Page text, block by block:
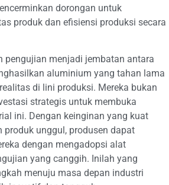
dorongan untuk
produk dan efisiensi produksi secara
pengujian menjadi jembatan antara
aluminium yang tahan lama
di lini produksi. Mereka bukan
strategis untuk membuka
ini. Dengan keinginan yang kuat
produk unggul, produsen dapat
dengan mengadopsi alat
yang canggih. Inilah yang
menuju masa depan industri